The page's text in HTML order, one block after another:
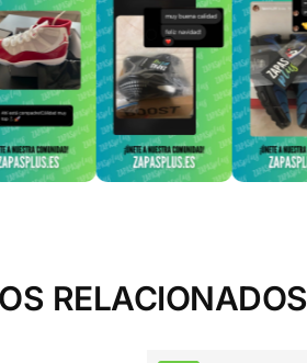
RELACIONADOS